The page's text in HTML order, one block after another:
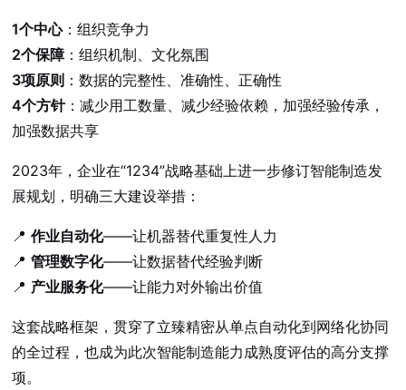
1个中心：组织竞争力
2个保障：组织机制、文化氛围
3项原则 ：数据的完整性、准确性、正确性
4个方针：减少用工数量、减少经验依赖，加强经验传承，
加强数据共享
2023年，企业在“1234”战略基础上进一步修订智能制造发
展规划，明确三大建设举措：
📍作业自动化——让机器替代重复性人力
📍管理数字化——让数据替代经验判断
📍 产业服务化——让能力对外输出价值
这套战略框架，贯穿了立臻精密从单点自动化到网络化协同
的全过程，也成为此次智能制造能力成熟度评估的高分支撑
项。